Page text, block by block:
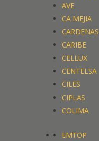
AVE
CA MEJIA
CARDENAS
CARIBE
CELLUX
CENTELSA
CILES
CIPLAS
COLIMA
EMTOP